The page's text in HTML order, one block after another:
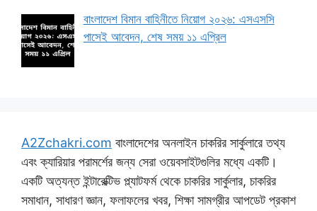
বাংলাদেশ বিমান বাহিনীতে নিয়োগ ২০২৬: এসএসসি
পাসেই আবেদন, শেষ সময় ১১ এপ্রিল
A2Zchakri.com বাংলাদেশের অনলাইন চাকরির সার্কুলারে তথ্য
এবং ক্যারিয়ার পরামর্শের জন্য সেরা ওয়েবসাইটগুলির মধ্যে একটি।
একটি অত্যন্ত ইন্টারেক্টিভ প্ল্যাটফর্ম থেকে চাকরির সার্কুলার, চাকরির
সমাধান, সাধারণ জ্ঞান, ফলাফলের খবর, শিক্ষা সামগ্রীর আপডেট প্রকাশ